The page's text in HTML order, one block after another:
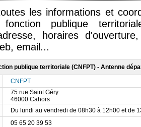
les informations et
publique
horaires
email...
publique territoriale (CNFPT) - Antenne
CNFPT
75 rue Saint Géry
46000 Cahors
Du lundi au vendredi de 08h30 à 12h00 et de
05 65 20 39 53